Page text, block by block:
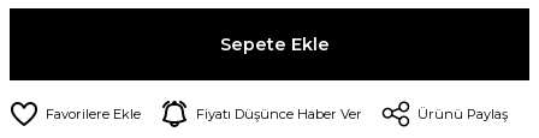
Sepete Ekle
Fiyatı Düşünce Haber Ver Ürünü Paylaş